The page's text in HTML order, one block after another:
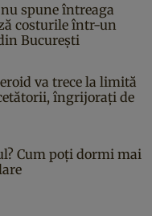
spune întreaga
costurile într-un
București
va trece la limită
îngrijorați de
Cum poți dormi mai